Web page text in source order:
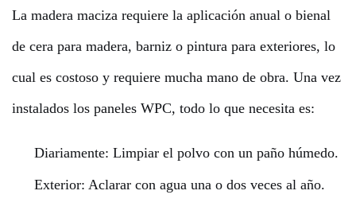
La madera maciza requiere la aplicación anual o bienal
de cera para madera, barniz o pintura para exteriores, lo
cual es costoso y requiere mucha mano de obra. Una vez
instalados los paneles WPC, todo lo que necesita es:
Diariamente: Limpiar el polvo con un paño húmedo.
Exterior: Aclarar con agua una o dos veces al año.